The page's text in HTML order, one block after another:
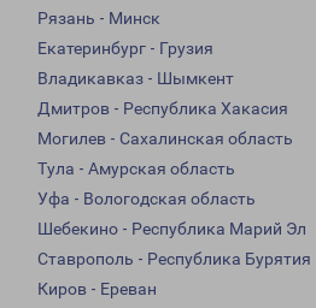
Рязань - Минск
Екатеринбург - Грузия
Владикавказ - Шымкент
Дмитров - Республика Хакасия
Могилев - Сахалинская область
Тула - Амурская область
Уфа - Вологодская область
Шебекино - Республика Марий Эл
Ставрополь - Республика Бурятия
Киров - Ереван